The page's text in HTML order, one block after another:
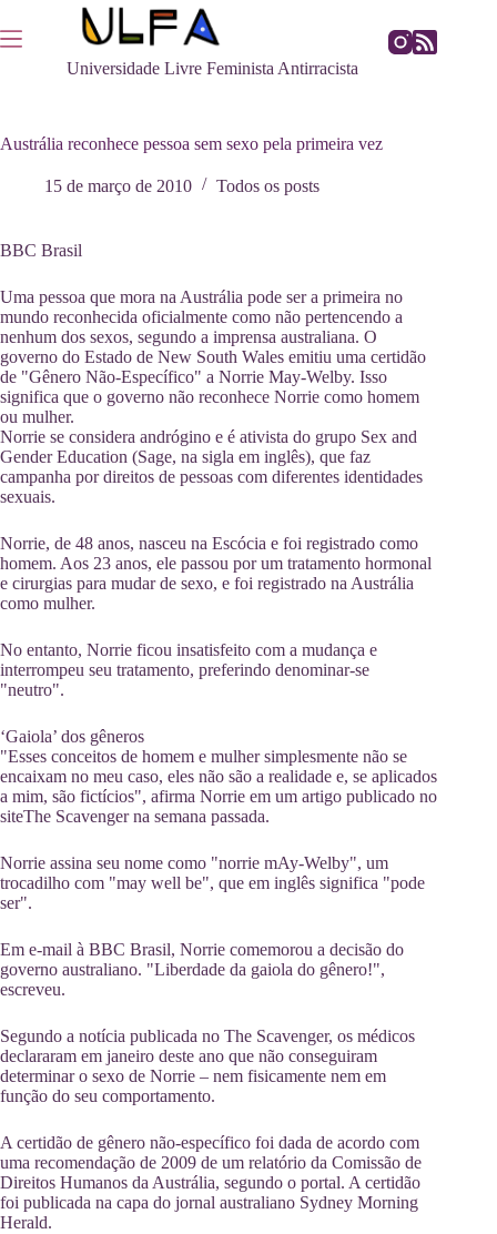
para
o
Universidade Livre Feminista Antirracista
Austrália reconhece pessoa sem sexo pela primeira vez
15 de março de 2010 Todos os posts
BBC Brasil
Uma pessoa que mora na Austrália pode ser a primeira no
mundo reconhecida oficialmente como não pertencendo a
nenhum dos sexos, segundo a imprensa australiana. O
governo do Estado de New South Wales emitiu uma certidão
de "Gênero Não-Específico" a Norrie May-Welby. Isso
significa que o governo não reconhece Norrie como homem
ou mulher.
Norrie se considera andrógino e é ativista do grupo Sex and
Gender Education (Sage, na sigla em inglês), que faz
campanha por direitos de pessoas com diferentes identidades
sexuais.
Norrie, de 48 anos, nasceu na Escócia e foi registrado como
homem. Aos 23 anos, ele passou por um tratamento hormonal
e cirurgias para mudar de sexo, e foi registrado na Austrália
como mulher.
No entanto, Norrie ficou insatisfeito com a mudança e
interrompeu seu tratamento, preferindo denominar-se
"neutro".
‘Gaiola’ dos gêneros
"Esses conceitos de homem e mulher simplesmente não se
encaixam no meu caso, eles não são a realidade e, se aplicados
a mim, são fictícios", afirma Norrie em um artigo publicado no
siteThe Scavenger na semana passada.
Norrie assina seu nome como "norrie mAy-Welby", um
trocadilho com "may well be", que em inglês significa "pode
ser".
Em e-mail à BBC Brasil, Norrie comemorou a decisão do
governo australiano. "Liberdade da gaiola do gênero!",
escreveu.
Segundo a notícia publicada no The Scavenger, os médicos
declararam em janeiro deste ano que não conseguiram
determinar o sexo de Norrie – nem fisicamente nem em
função do seu comportamento.
A certidão de gênero não-específico foi dada de acordo com
uma recomendação de 2009 de um relatório da Comissão de
Direitos Humanos da Austrália, segundo o portal. A certidão
foi publicada na capa do jornal australiano Sydney Morning
Herald.